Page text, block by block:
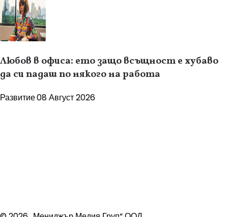
Любов в офиса: ето защо всъщност е хубаво
да си падаш по някого на работа
Развитие08 Август 2026